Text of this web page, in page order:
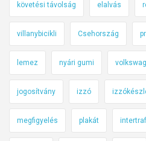
követési távolság elalvás
villanybicikli Csehország
lemez nyári gumi
jogosítvány izzó
megfigyelés plakát